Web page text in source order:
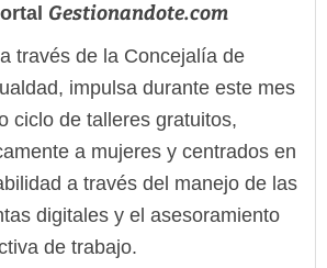
Gestionandote.com
través de la Concejalía de
impulsa durante este mes
ciclo de talleres gratuitos,
a mujeres y centrados en
a través del manejo de las
digitales y el asesoramiento
de trabajo.